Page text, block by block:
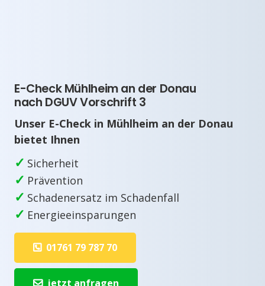
E-Check Mühlheim an der Donau
nach DGUV Vorschrift 3
Unser E-Check in Mühlheim an der Donau
bietet Ihnen
✓ Sicherheit
✓ Prävention
✓ Schadenersatz im Schadenfall
✓ Energieeinsparungen
01761 79 787 70
jetzt anfragen